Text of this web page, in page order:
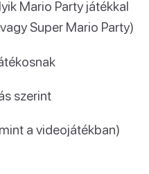
Mario Party játékkal
Super Mario Party)
szerint
a videojátékban)